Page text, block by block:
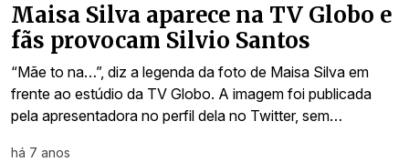
Maisa Silva aparece na TV Globo e
fãs provocam Silvio Santos
“Mãe to na…”, diz a legenda da foto de Maisa Silva em
frente ao estúdio da TV Globo. A imagem foi publicada
pela apresentadora no perfil dela no Twitter, sem…
há 7 anos